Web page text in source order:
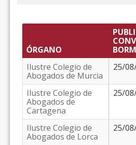
ÓRGANO
BORM
Ilustre Colegio de
Abogados de Murcia
25/
Ilustre Colegio de
Abogados de
Cartagena
25/
Ilustre Colegio de
Abogados de Lorca
25/